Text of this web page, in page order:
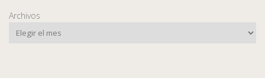
Archivos